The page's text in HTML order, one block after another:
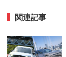
関連記事